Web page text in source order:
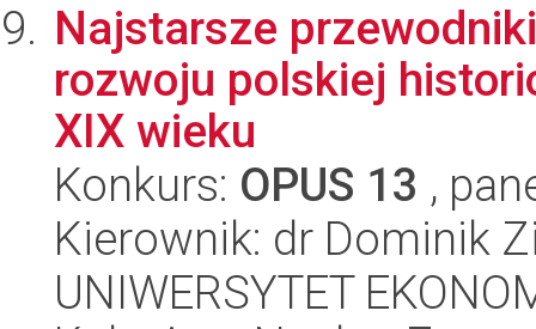
Najstarsze
rozwoju polskiej
XIX wieku
Konkurs: OPUS 13 ,
Kierownik: dr Dominik
UNIWERSYTET